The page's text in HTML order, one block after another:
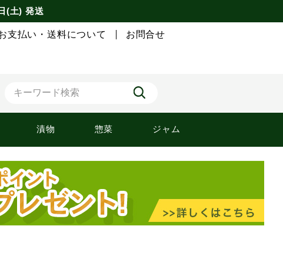
(土) 発送
支払い・送料について お問合せ
漬物 惣菜 ジャム